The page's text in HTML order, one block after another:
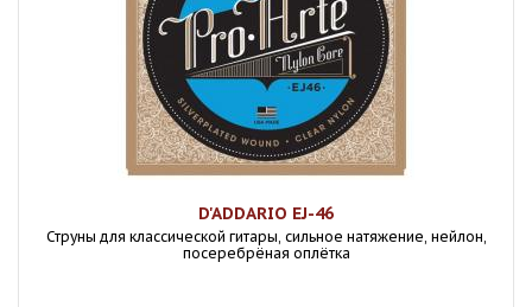
D'ADDARIO EJ-46
Струны для классической гитары, сильное натяжение, нейлон,
посеребрёная оплётка